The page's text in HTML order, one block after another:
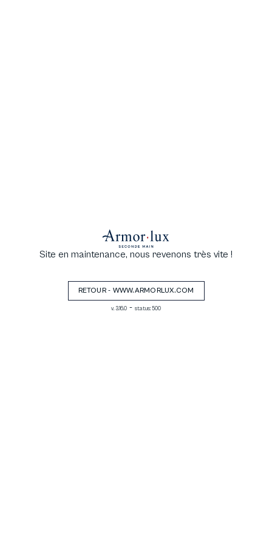
Site en maintenance, nous revenons très vite !
RETOUR - WWW.ARMORLUX.COM
v. 3.16.0 - status: 500